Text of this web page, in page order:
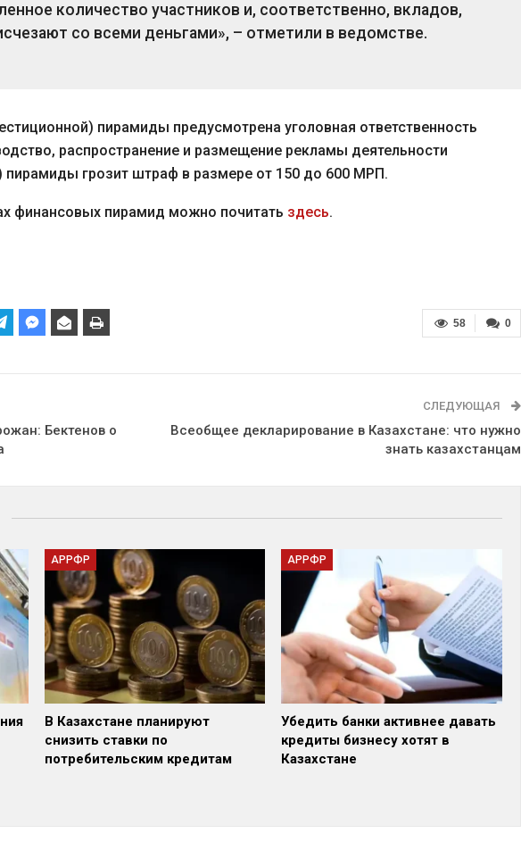
количество участников и, соответственно, вкладов,
со всеми деньгами», – отметили в ведомстве.
пирамиды предусмотрена уголовная ответственность
распространение и размещение рекламы деятельности
пирамиды грозит штраф в размере от 150 до 600 МРП.
финансовых пирамид можно почитать здесь.
0
58
Бектенов о
СЛЕДУЮЩАЯ
Всеобщее декларирование в Казахстане: что нужно
знать казахстанцам
АРРФР
В Казахстане планируют
снизить ставки по
потребительским кредитам
АРРФР
Убедить банки активнее давать
кредиты бизнесу хотят в
Казахстане